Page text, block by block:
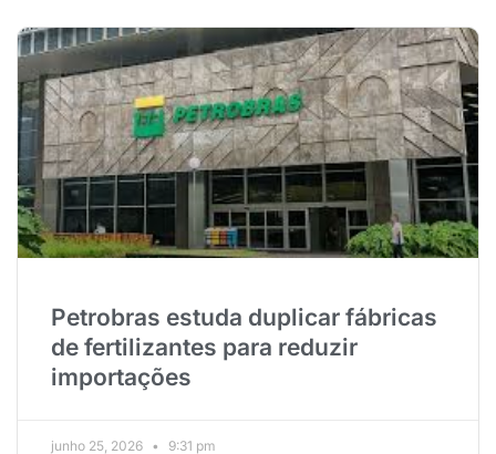
Petrobras estuda duplicar fábricas
de fertilizantes para reduzir
importações
junho 25, 2026 9:31 pm